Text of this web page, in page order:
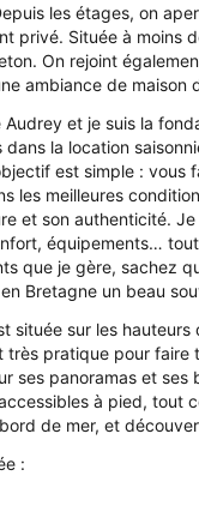
les étages, on
privé. Située à moins
On rejoint
ambiance de
Audrey et je suis la
dans la location
est simple : vous
les meilleures
et son authenticité.
équipements…
que je gère, sachez
Bretagne un beau
située sur les
très pratique pour faire
ses panoramas et ses
à pied, tout
de mer, et
: